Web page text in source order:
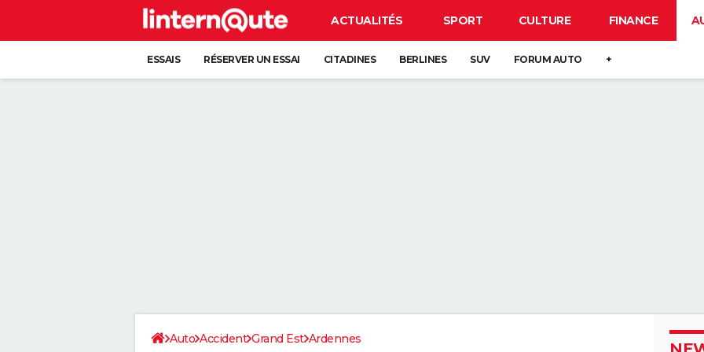
ACTUALITÉS SPORT CULTURE FINANCE
ESSAIS RÉSERVER UN ESSAI CITADINES BERLINES SUV FORUM AUTO +
Auto Accident Grand Est Ardennes